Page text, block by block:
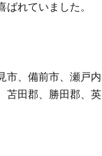
れていました。
市、備前市、瀬戸内
苫田郡、勝田郡、英